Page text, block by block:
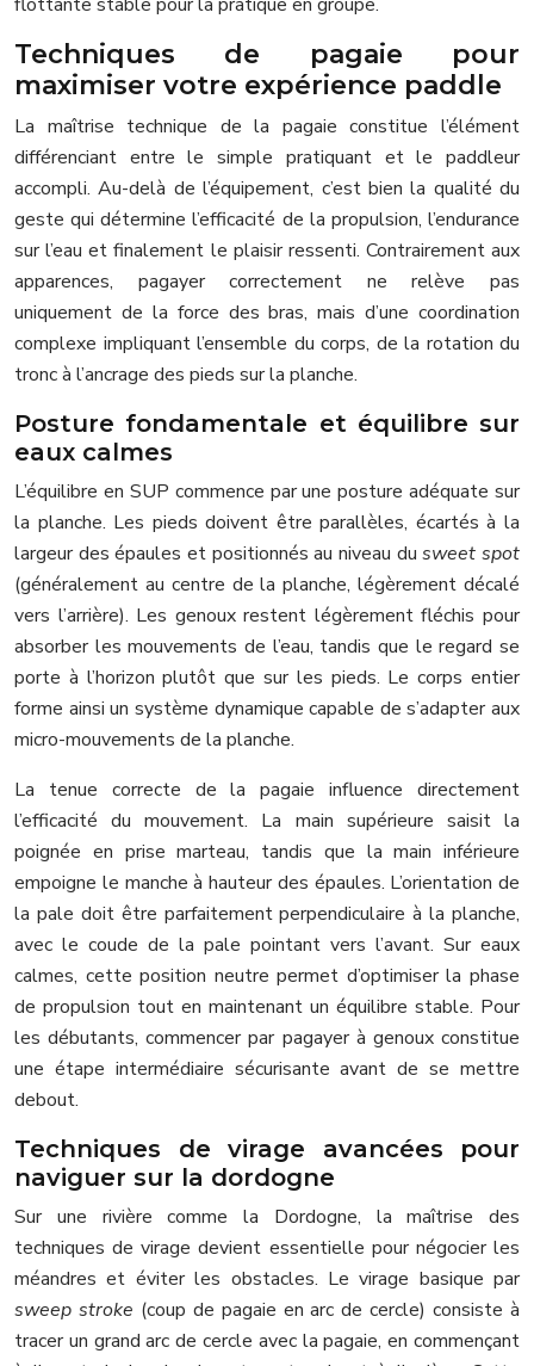
Techniques de pagaie pour
maximiser votre expérience paddle
La maîtrise technique de la pagaie constitue l’élément
différenciant entre le simple pratiquant et le paddleur
accompli. Au-delà de l’équipement, c’est bien la qualité du
geste qui détermine l’efficacité de la propulsion, l’endurance
sur l’eau et finalement le plaisir ressenti. Contrairement aux
apparences, pagayer correctement ne relève pas
uniquement de la force des bras, mais d’une coordination
complexe impliquant l’ensemble du corps, de la rotation du
tronc à l’ancrage des pieds sur la planche.
Posture fondamentale et équilibre sur
eaux calmes
L’équilibre en SUP commence par une posture adéquate sur
la planche. Les pieds doivent être parallèles, écartés à la
largeur des épaules et positionnés au niveau dusweet spot
(généralement au centre de la planche, légèrement décalé
vers l’arrière). Les genoux restent légèrement fléchis pour
absorber les mouvements de l’eau, tandis que le regard se
porte à l’horizon plutôt que sur les pieds. Le corps entier
forme ainsi un système dynamique capable de s’adapter aux
micro-mouvements de la planche.
La tenue correcte de la pagaie influence directement
l’efficacité du mouvement. La main supérieure saisit la
poignée en prise marteau, tandis que la main inférieure
empoigne le manche à hauteur des épaules. L’orientation de
la pale doit être parfaitement perpendiculaire à la planche,
avec le coude de la pale pointant vers l’avant. Sur eaux
calmes, cette position neutre permet d’optimiser la phase
de propulsion tout en maintenant un équilibre stable. Pour
les débutants, commencer par pagayer à genoux constitue
une étape intermédiaire sécurisante avant de se mettre
debout.
Techniques de virage avancées pour
naviguer sur la dordogne
Sur une rivière comme la Dordogne, la maîtrise des
techniques de virage devient essentielle pour négocier les
méandres et éviter les obstacles. Le virage basique par
sweep stroke (coup de pagaie en arc de cercle) consiste à
tracer un grand arc de cercle avec la pagaie, en commençant